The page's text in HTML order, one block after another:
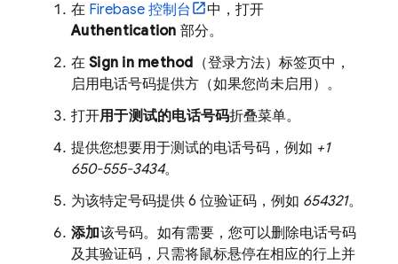
在 Firebase 控制台
中，打开
Authentication 部分。
在 Sign in method （登录方法）标签页中，
启用电话号码提供方（如果您尚未启用）。
打开用于测试的电话号码折叠菜单。
提供您想要用于测试的电话号码，例如 +1
650-555-3434。
为该特定号码提供 6 位验证码，例如 654321。
添加该号码。如有需要，您可以删除电话号码
及其验证码，只需将鼠标悬停在相应的行上并